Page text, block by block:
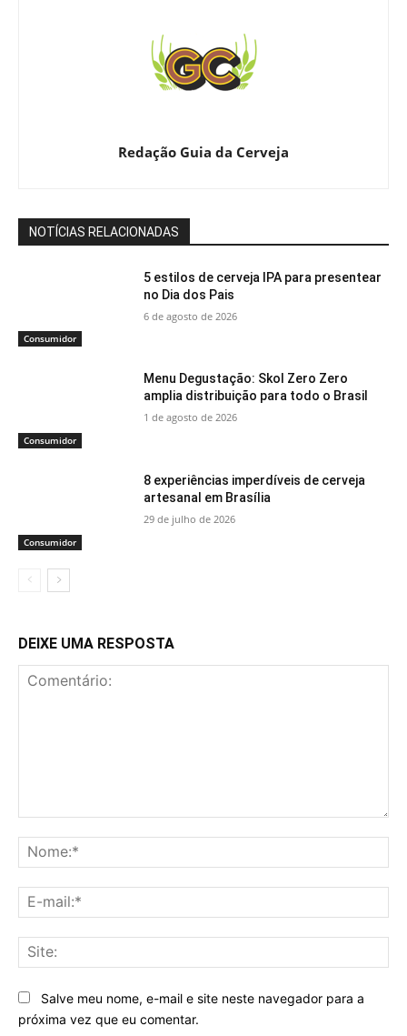
Redação Guia da Cerveja
NOTÍCIAS RELACIONADAS
Consumidor
5 estilos de cerveja IPA para presentear
no Dia dos Pais
6 de agosto de 2026
Consumidor
Menu Degustação: Skol Zero Zero
amplia distribuição para todo o Brasil
1 de agosto de 2026
Consumidor
8 experiências imperdíveis de cerveja
artesanal em Brasília
29 de julho de 2026
DEIXE UMA RESPOSTA
Salve meu nome, e-mail e site neste navegador para a
próxima vez que eu comentar.